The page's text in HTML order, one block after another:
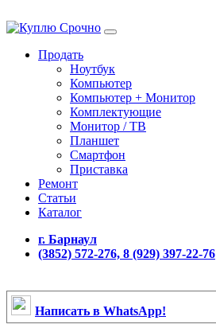
Продать
Ноутбук
Компьютер
Компьютер + Монитор
Комплектующие
Монитор / ТВ
Планшет
Смартфон
Приставка
Ремонт
Статьи
Каталог
г. Барнаул
(3852) 572-276, 8 (929) 397-22-76
Написать в WhatsApp!